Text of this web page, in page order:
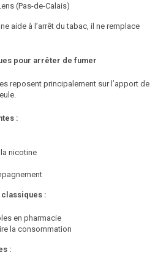
(Pas-de-Calais)
aide à l’arrêt du tabac, il ne remplace
pour arrêter de fumer
reposent principalement sur l’apport de
:
nicotine
:
en pharmacie
la consommation
: